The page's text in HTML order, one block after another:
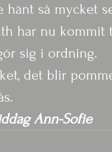
hänt så mycket
har nu
sig i ordning.
det blir
Ann-Sofie